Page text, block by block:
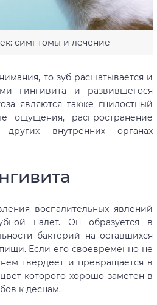
симптомы и лечение
то зуб расшатывается и
гингивита и развившегося
являются также гнилостный
ощущения, распространение
внутренних органах
воспалительных явлений
налёт. Он образуется в
бактерий на оставшихся
Если его своевременно не
твердеет и превращается в
которого хорошо заметен в
к дёснам.